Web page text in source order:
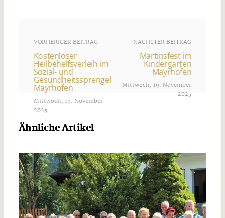
VORHERIGER BEITRAG
Kostenloser
Heilbehelfsverleih im
Sozial- und
Gesundheitssprengel
Mayrhofen
Mittwoch, 19. November
2025
NÄCHSTER BEITRAG
Martinsfest im
Kindergarten
Mayrhofen
Mittwoch, 19. November
2025
Ähnliche Artikel